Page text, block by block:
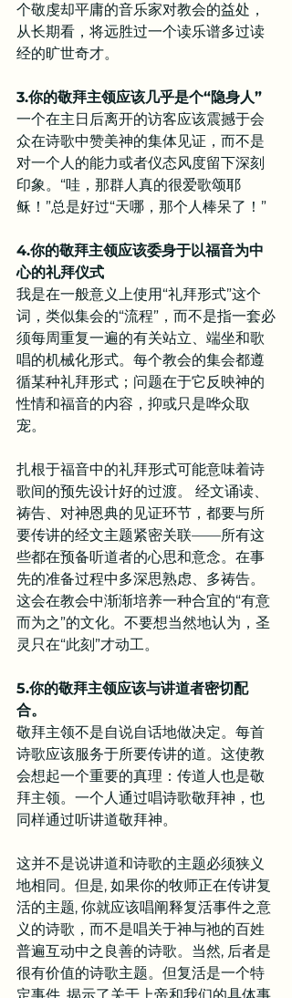
个敬虔却平庸的音乐家对教会的益处，
从长期看，将远胜过一个读乐谱多过读
经的旷世奇才。
3.你的敬拜主领应该几乎是个“隐身人”
一个在主日后离开的访客应该震撼于会
众在诗歌中赞美神的集体见证，而不是
对一个人的能力或者仪态风度留下深刻
印象。“哇，那群人真的很爱歌颂耶
稣！”总是好过“天哪，那个人棒呆了！”
4.你的敬拜主领应该委身于以福音为中
心的礼拜仪式
我是在一般意义上使用“礼拜形式”这个
词，类似集会的“流程”，而不是指一套必
须每周重复一遍的有关站立、端坐和歌
唱的机械化形式。每个教会的集会都遵
循某种礼拜形式；问题在于它反映神的
性情和福音的内容，抑或只是哗众取
宠。
扎根于福音中的礼拜形式可能意味着诗
歌间的预先设计好的过渡。 经文诵读、
祷告、对神恩典的见证环节，都要与所
要传讲的经文主题紧密关联——所有这
些都在预备听道者的心思和意念。在事
先的准备过程中多深思熟虑、多祷告。
这会在教会中渐渐培养一种合宜的“有意
而为之”的文化。不要想当然地认为，圣
灵只在“此刻”才动工。
5.你的敬拜主领应该与讲道者密切配
合。
敬拜主领不是自说自话地做决定。每首
诗歌应该服务于所要传讲的道。这使教
会想起一个重要的真理：传道人也是敬
拜主领。一个人通过唱诗歌敬拜神，也
同样通过听讲道敬拜神。
这并不是说讲道和诗歌的主题必须狭义
地相同。但是, 如果你的牧师正在传讲复
活的主题, 你就应该唱阐释复活事件之意
义的诗歌，而不是唱关于神与祂的百姓
普遍互动中之良善的诗歌。当然, 后者是
很有价值的诗歌主题。但复活是一个特